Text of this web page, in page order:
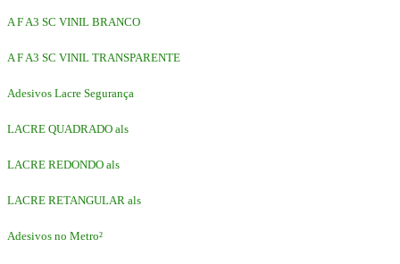
A F A3 SC VINIL BRANCO
A F A3 SC VINIL TRANSPARENTE
Adesivos Lacre Segurança
LACRE QUADRADO als
LACRE REDONDO als
LACRE RETANGULAR als
Adesivos no Metro²